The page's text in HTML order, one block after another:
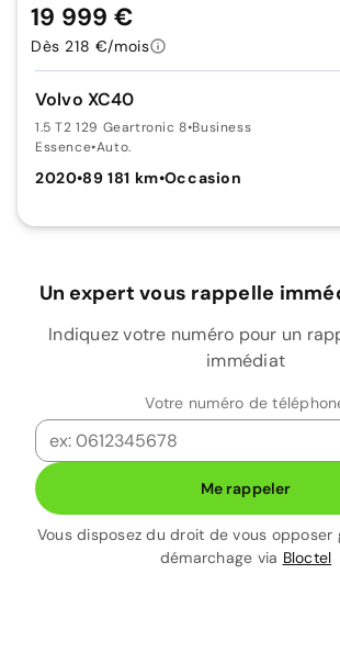
Volvo XC40
1.5 T2 129 Geartronic 8•Business
Essence•Auto.
2020•89 181 km•Occasion
19 999 €
Dès 218 €/mois
Un expert vous rappelle
Indiquez votre numéro pour un
immédiat
Votre numéro de
Me rappeler
Vous disposez du droit de vous opposer
démarchage via Bloctel